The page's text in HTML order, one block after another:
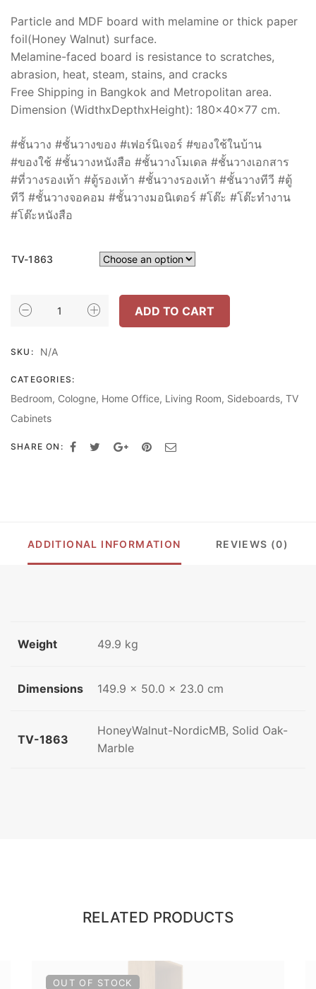
Particle and MDF board with melamine or thick paper
foil(Honey Walnut) surface.
Melamine-faced board is resistance to scratches,
abrasion, heat, steam, stains, and cracks
Free Shipping in Bangkok and Metropolitan area.
Dimension (WidthxDepthxHeight): 180x40x77 cm.
#ชั้นวาง #ชั้นวางของ #เฟอร์นิเจอร์ #ของใช้ในบ้าน
#ของใช้ #ชั้นวางหนังสือ #ชั้นวางโมเดล #ชั้นวางเอกสาร
#ที่วางรองเท้า #ตู้รองเท้า #ชั้นวางรองเท้า #ชั้นวางทีวี #ตู้
ทีวี #ชั้นวางจอคอม #ชั้นวางมอนิเตอร์ #โต๊ะ #โต๊ะทำงาน
#โต๊ะหนังสือ
TV-1863
INHOME
วาง
W180XD40XH77
รุ่น
TV-
ตู้
STAND
ADD TO CART
SKU: N/A
CATEGORIES:
Bedroom, Cologne, Home Office, Living Room, Sideboards, TV
Cabinets
SHARE ON:
ADDITIONAL INFORMATION REVIEWS (0)
Weight 49.9 kg
Dimensions 149.9 × 50.0 × 23.0 cm
TV-1863
HoneyWalnut-NordicMB, Solid Oak-
Marble
RELATED PRODUCTS
OUT OF STOCK